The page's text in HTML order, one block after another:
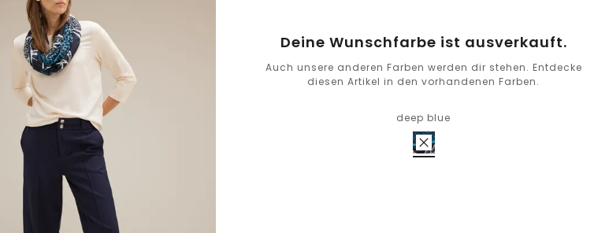
Deine Wunschfarbe ist ausverkauft.
Auch unsere anderen Farben werden dir stehen. Entdecke
diesen Artikel in den vorhandenen Farben.
deep blue